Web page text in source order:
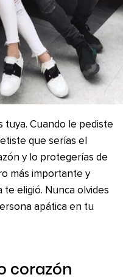
tuya. Cuando le pediste
que serías el
y lo protegerías de
más importante y
te eligió. Nunca olvides
apática en tu
corazón